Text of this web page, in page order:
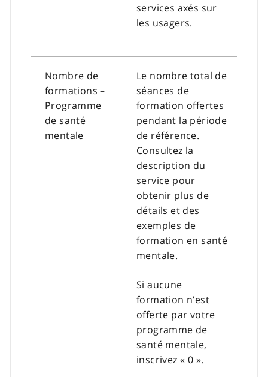
services axés sur
les usagers.
Nombre de
formations –
Programme
de santé
mentale
Le nombre total de
séances de
formation offertes
pendant la période
de référence.
Consultez la
description du
service pour
obtenir plus de
détails et des
exemples de
formation en santé
mentale.
Si aucune
formation n’est
offerte par votre
programme de
santé mentale,
inscrivez « 0 ».